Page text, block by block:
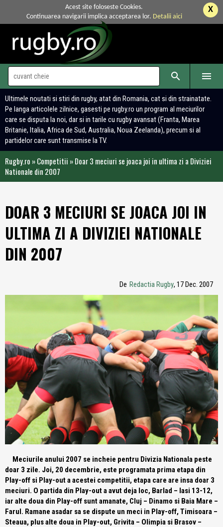
X
Acest site foloseste Cookies.
Continuarea navigarii implica acceptarea lor. Detalii aici
 
Ultimele noutati si stiri din rugby, atat din Romania, cat si din strainatate.
Pe langa articolele zilnice, gasesti pe rugby.ro un program al meciurilor
care se disputa la noi, dar si in tarile cu rugby avansat (Franta, Marea
Britanie, Italia, Africa de Sud, Australia, Noua Zeelanda), precum si al
partidelor care sunt transmise la TV.
Rugby.ro »Competitii »Doar 3 meciuri se joaca joi in ultima zi a Diviziei
Nationale din 2007
DOAR 3 MECIURI SE JOACA JOI IN
ULTIMA ZI A DIVIZIEI NATIONALE
DIN 2007
De Redactia Rugby, 17 Dec. 2007
Meciurile anului 2007 se incheie pentru Divizia Nationala peste
doar 3 zile. Joi, 20 decembrie, este programata prima etapa din
Play-off si Play-out a acestei competitii, etapa care are insa doar 3
meciuri. O partida din Play-out a avut deja loc, Barlad – Iasi 13-12,
iar alte doua din Play-off sunt amanate, Cluj – Dinamo si Baia Mare –
Farul. Ramane asadar sa se dispute un meci in Play-off, Timisoara –
Steaua, plus alte doua in Play-out, Grivita – Olimpia si Brasov –